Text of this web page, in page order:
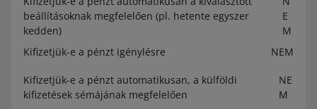
beállításoknak megfelelően (pl. hetente egyszer
kedden)
E
M
Kifizetjük-e a pénzt igénylésre
NEM
Kifizetjük-e a pénzt automatikusan, a külföldi
kifizetések sémájának megfelelően
NE
M